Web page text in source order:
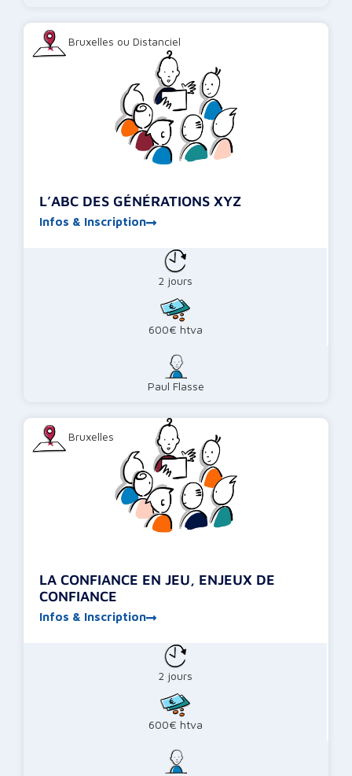
Bruxelles ou Distanciel
L’ABC DES GÉNÉRATIONS XYZ
Infos & Inscription
2 jours
600€ htva
Paul Flasse
Bruxelles
LA CONFIANCE EN JEU, ENJEUX DE
CONFIANCE
Infos & Inscription
2 jours
600€ htva